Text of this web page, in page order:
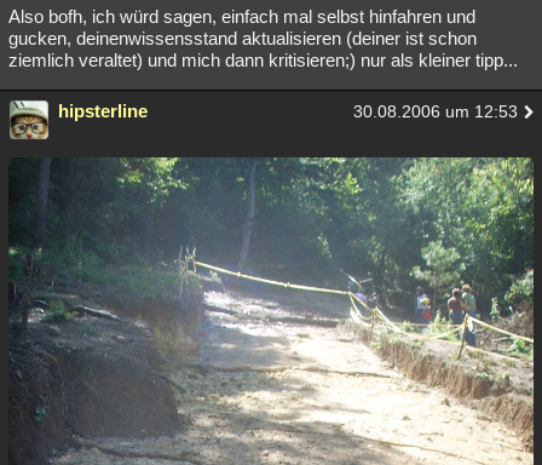
Also bofh, ich würd sagen, einfach mal selbst hinfahren und
gucken, deinenwissensstand aktualisieren (deiner ist schon
ziemlich veraltet) und mich dann kritisieren;) nur als kleiner tipp...
hipsterline 30.08.2006 um 12:53